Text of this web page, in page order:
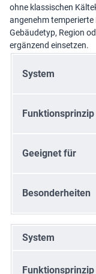
ohne klassischen
angenehm temperierte
Gebäudetyp, Region
ergänzend einsetzen.
System
Funktionsprinzip
Geeignet für
Besonderheiten
System
Funktionsprinzip